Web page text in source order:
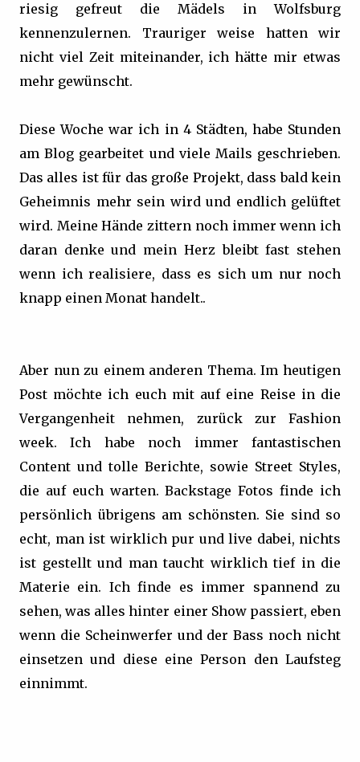
riesig gefreut die Mädels in Wolfsburg
kennenzulernen. Trauriger weise hatten wir
nicht viel Zeit miteinander, ich hätte mir etwas
mehr gewünscht.
Diese Woche war ich in 4 Städten, habe Stunden
am Blog gearbeitet und viele Mails geschrieben.
Das alles ist für das große Projekt, dass bald kein
Geheimnis mehr sein wird und endlich gelüftet
wird. Meine Hände zittern noch immer wenn ich
daran denke und mein Herz bleibt fast stehen
wenn ich realisiere, dass es sich um nur noch
knapp einen Monat handelt..
Aber nun zu einem anderen Thema. Im heutigen
Post möchte ich euch mit auf eine Reise in die
Vergangenheit nehmen, zurück zur Fashion
week. Ich habe noch immer fantastischen
Content und tolle Berichte, sowie Street Styles,
die auf euch warten. Backstage Fotos finde ich
persönlich übrigens am schönsten. Sie sind so
echt, man ist wirklich pur und live dabei, nichts
ist gestellt und man taucht wirklich tief in die
Materie ein. Ich finde es immer spannend zu
sehen, was alles hinter einer Show passiert, eben
wenn die Scheinwerfer und der Bass noch nicht
einsetzen und diese eine Person den Laufsteg
einnimmt.